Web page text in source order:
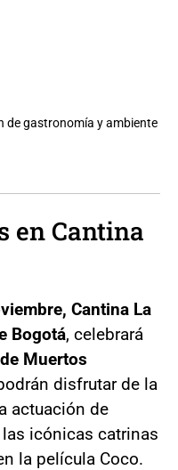
de gastronomía y ambiente
en Cantina
Cantina La
Bogotá, celebrará
Muertos
disfrutar de la
actuación de
icónicas catrinas
la película Coco.